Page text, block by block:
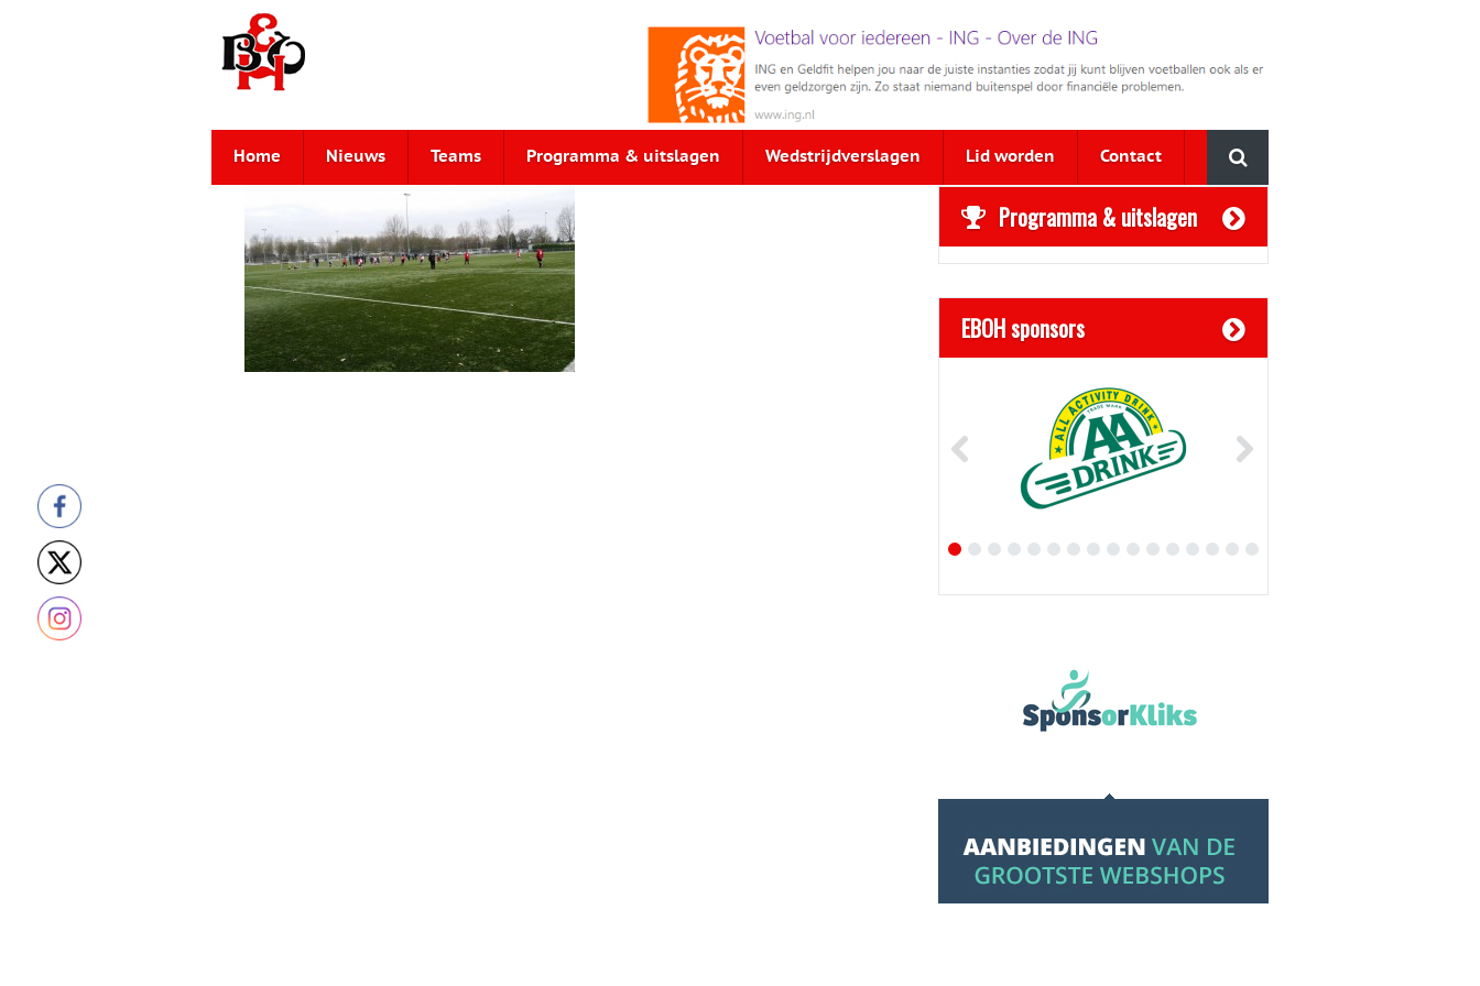
Home Nieuws Teams Programma & uitslagen Wedstrijdverslagen Lid worden Contact
Programma & uitslagen
EBOH sponsors